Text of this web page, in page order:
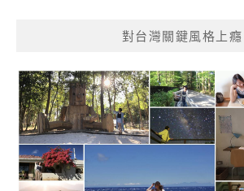
對台灣關鍵風格上癮